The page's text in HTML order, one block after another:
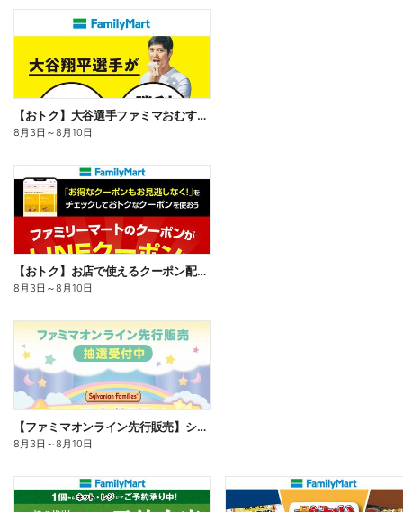
【おトク】大谷選手ファミマおむすび割
8月3日 ～8月10日
【おトク】お店で使えるクーポン配信中
8月3日 ～8月10日
【ファミマオンライン先行販売】シルバニアファミリー
8月3日 ～8月10日